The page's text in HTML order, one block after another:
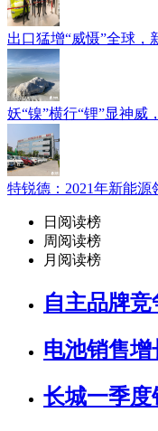
出口猛增“威慑”全球，
妖“镍”横行“锂”显神威
特锐德：2021年新能源
日阅读榜
周阅读榜
月阅读榜
自主品牌
电池销售增
长城一季度